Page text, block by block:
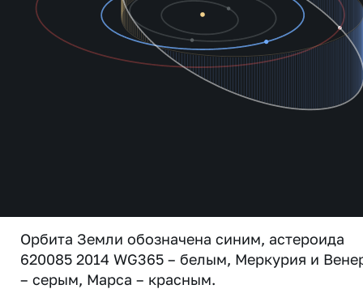
Орбита Земли обозначена синим, астероида
620085 2014 WG365 – белым, Меркурия и
– серым, Марса – красным.